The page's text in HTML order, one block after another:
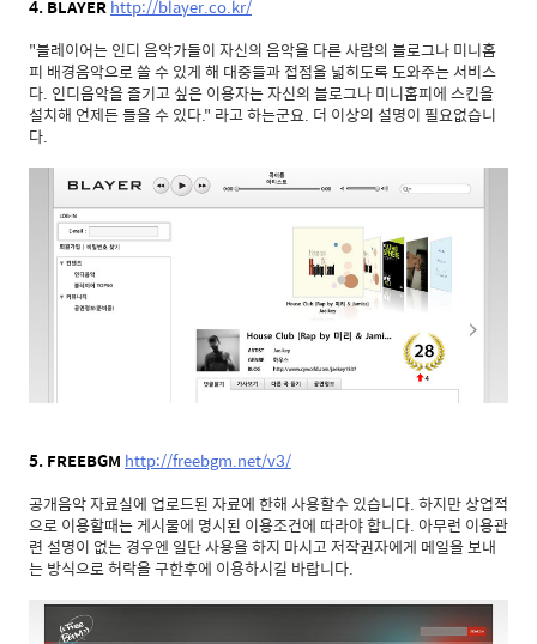
4. BLAYERhttp://blayer.co.kr/
"블레이어는 인디 음악가들이 자신의 음악을 다른 사람의 블로그나 미니홈
피 배경음악으로 쓸 수 있게 해 대중들과 접점을 넓히도록 도와주는 서비스
다. 인디음악을 즐기고 싶은 이용자는 자신의 블로그나 미니홈피에 스킨을
설치해 언제든 들을 수 있다." 라고 하는군요. 더 이상의 설명이 필요없습니
다.
5. FREEBGM http://freebgm.net/v3/
공개음악 자료실에 업로드된 자료에 한해 사용할수 있습니다. 하지만 상업적
으로 이용할때는 게시물에 명시된 이용조건에 따라야 합니다. 아무런 이용관
련 설명이 없는 경우엔 일단 사용을 하지 마시고 저작권자에게 메일을 보내
는 방식으로 허락을 구한후에 이용하시길 바랍니다.